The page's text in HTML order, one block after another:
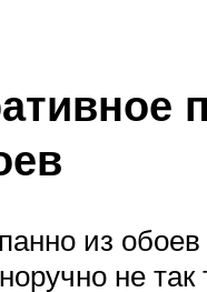
из обоев
не так